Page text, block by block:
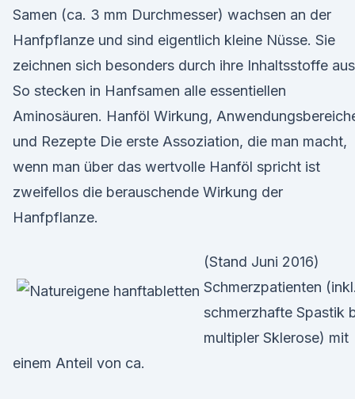
Samen (ca. 3 mm Durchmesser) wachsen an der
Hanfpflanze und sind eigentlich kleine Nüsse. Sie
zeichnen sich besonders durch ihre Inhaltsstoffe
So stecken in Hanfsamen alle essentiellen
Aminosäuren. Hanföl Wirkung,
und Rezepte Die erste Assoziation, die man macht,
wenn man über das wertvolle Hanföl spricht ist
zweifellos die berauschende Wirkung der
Hanfpflanze.
(Stand Juni 2016)
Schmerzpatienten (inkl.
schmerzhafte Spastik
multipler Sklerose) mit
einem Anteil von ca.